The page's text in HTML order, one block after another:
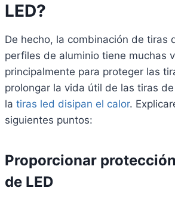
LED?
De hecho, la combinación de tiras
perfiles de aluminio tiene muchas
principalmente para proteger las
prolongar la vida útil de las tiras
la tiras led disipan el calor.
siguientes puntos:
Proporcionar
de LED